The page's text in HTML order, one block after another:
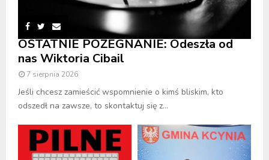
OSTATNIE POŻEGNANIE: Odeszła od
nas Wiktoria Cibail
7 sierpnia 2026
Jeśli chcesz zamieścić wspomnienie o kimś bliskim, kto
odszedł na zawsze, to skontaktuj się z...